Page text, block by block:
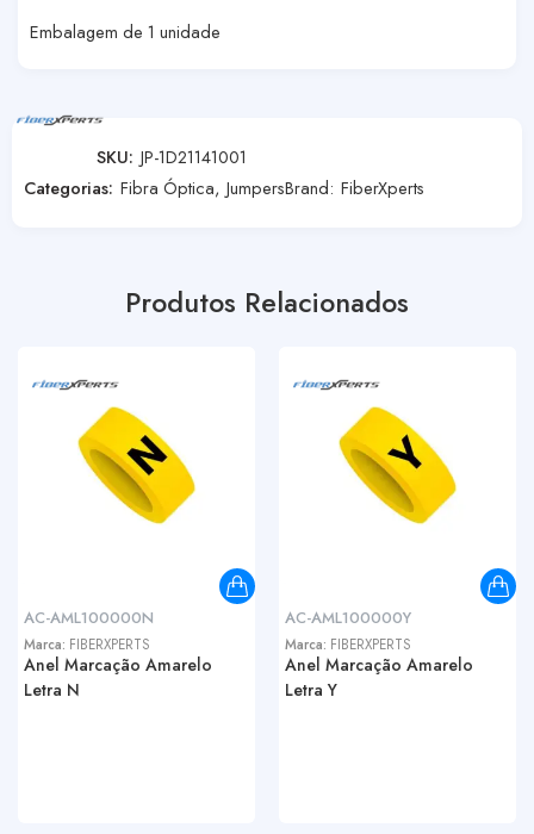
Embalagem de 1 unidade
SKU: JP-1D21141001
Categorias: Fibra Óptica, JumpersBrand: FiberXperts
Produtos Relacionados
AC-AML100000N
Marca: FIBERXPERTS
Anel Marcação Amarelo
Letra N
AC-AML100000Y
Marca: FIBERXPERTS
Anel Marcação Amarelo
Letra Y